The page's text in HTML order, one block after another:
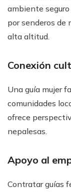
ambiente
por senderos de
alta altitud.
Conexión
Una guía mujer
comunidades
ofrece
nepalesas.
Apoyo al
Contratar guías